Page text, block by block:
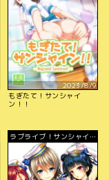
2023/8/9
もぎたて！サンシャイ
ン！！
ラブライブ！サンシャイ